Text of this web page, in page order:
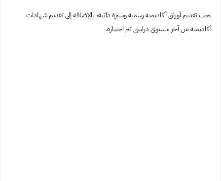
يجب تقديم أوراق أكاديمية رسمية وسيرة ذاتية، بالإضافة إلى تقديم شهادات
أكاديمية من آخر مستوى دراسي تم اجتيازه.